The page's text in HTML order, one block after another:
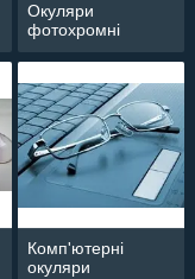
Окуляри
фотохромні
Комп'ютерні
окуляри